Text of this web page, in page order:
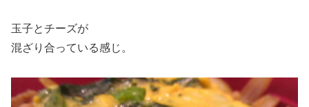
玉子とチーズが
混ざり合っている感じ。